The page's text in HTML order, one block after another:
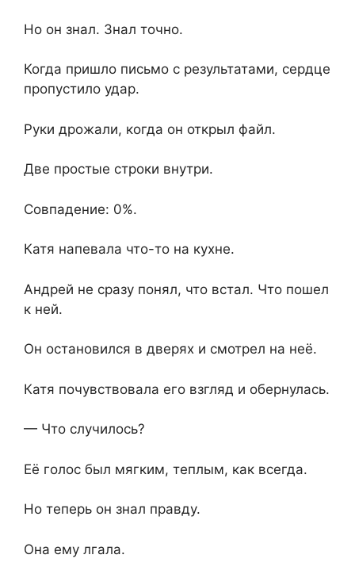
Но он знал. Знал точно.
Когда пришло письмо с результатами, сердце
пропустило удар.
Руки дрожали, когда он открыл файл.
Две простые строки внутри.
Совпадение: 0%.
Катя напевала что-то на кухне.
Андрей не сразу понял, что встал. Что пошел
к ней.
Он остановился в дверях и смотрел на неё.
Катя почувствовала его взгляд и обернулась.
— Что случилось?
Её голос был мягким, теплым, как всегда.
Но теперь он знал правду.
Она ему лгала.